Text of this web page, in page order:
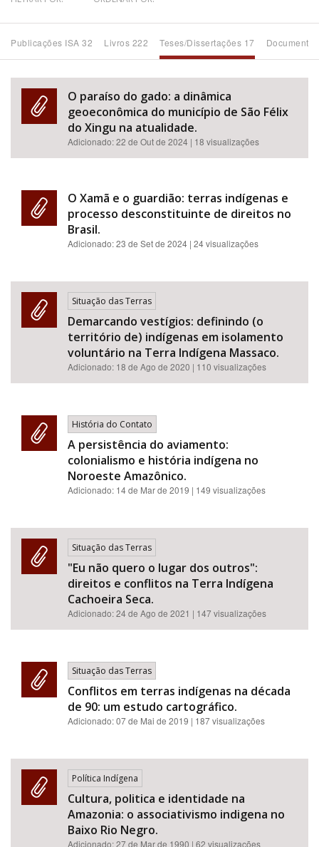
Subtema
Área de Levantamento
Publicações ISA 32 Livros 222 Teses/Dissertações 17
O paraíso do gado: a dinâmica
geoeconômica do município de São Félix
do Xingu na atualidade.
Adicionado:22 de Out de 2024 | 18 visualizações
O Xamã e o guardião: terras indígenas e
processo desconstituinte de direitos no
Brasil.
Adicionado:23 de Set de 2024 | 24 visualizações
Situação das Terras
Demarcando vestígios: definindo (o
território de) indígenas em isolamento
voluntário na Terra Indígena Massaco.
Adicionado: 18 de Ago de 2020 | 110 visualizações
História do Contato
A persistência do aviamento:
colonialismo e história indígena no
Noroeste Amazônico.
Adicionado: 14 de Mar de 2019 | 149 visualizações
Situação das Terras
"Eu não quero o lugar dos outros":
direitos e conflitos na Terra Indígena
Cachoeira Seca.
Adicionado:24 de Ago de 2021 | 147 visualizações
Situação das Terras
Conflitos em terras indígenas na década
de 90: um estudo cartográfico.
Adicionado:07 de Mai de 2019 | 187 visualizações
Política Indígena
Cultura, politica e identidade na
Amazonia: o associativismo indigena no
Baixo Rio Negro.
Adicionado:27 de Mar de 1990 | 62 visualizações